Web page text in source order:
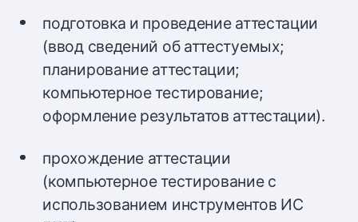
подготовка и проведение аттестации
(ввод сведений об аттестуемых;
планирование аттестации;
компьютерное тестирование;
оформление результатов аттестации).
прохождение аттестации
(компьютерное тестирование с
использованием инструментов ИС